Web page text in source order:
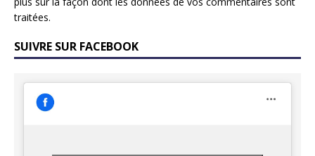
traitées.
SUIVRE SUR FACEBOOK